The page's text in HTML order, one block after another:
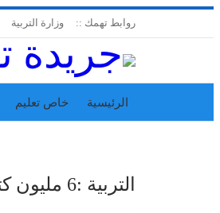
روابط تهمك :: وزارة التربية
الرئيسية خاص تعليم
التربية :6 مليون كتاب للتوزيع على كافة المدارس